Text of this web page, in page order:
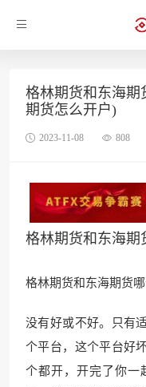
格林期货和东海期
期货怎么开户)
2023-11-08 808
格林期货和东海期
格林期货和东海期货
没有好或不好。只有
个平台，这个平台好
个都开，开完了你一